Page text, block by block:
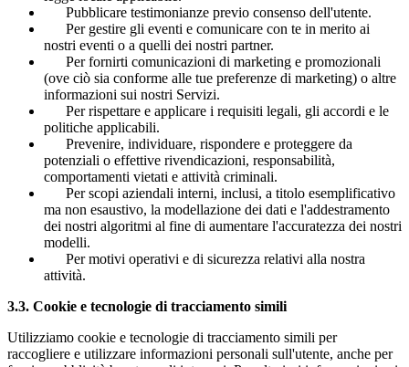
Pubblicare testimonianze previo consenso dell'utente.
Per gestire gli eventi e comunicare con te in merito ai
nostri eventi o a quelli dei nostri partner.
Per fornirti comunicazioni di marketing e promozionali
(ove ciò sia conforme alle tue preferenze di marketing) o altre
informazioni sui nostri Servizi.
Per rispettare e applicare i requisiti legali, gli accordi e le
politiche applicabili.
Prevenire, individuare, rispondere e proteggere da
potenziali o effettive rivendicazioni, responsabilità,
comportamenti vietati e attività criminali.
Per scopi aziendali interni, inclusi, a titolo esemplificativo
ma non esaustivo, la modellazione dei dati e l'addestramento
dei nostri algoritmi al fine di aumentare l'accuratezza dei nostri
modelli.
Per motivi operativi e di sicurezza relativi alla nostra
attività.
3.3. Cookie e tecnologie di tracciamento simili
Utilizziamo cookie e tecnologie di tracciamento simili per
raccogliere e utilizzare informazioni personali sull'utente, anche per